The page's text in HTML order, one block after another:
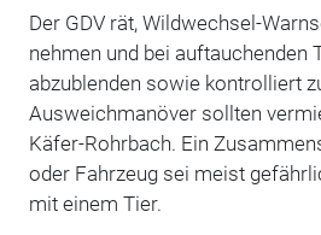
Der GDV rät, Wildwechsel-
nehmen und bei auftauchenden
abzublenden sowie kontrolliert
Ausweichmanöver sollten
Käfer-Rohrbach. Ein
oder Fahrzeug sei meist
mit einem Tier.